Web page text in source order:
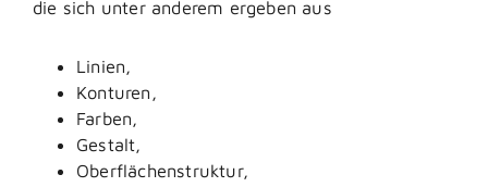
die sich unter anderem ergeben aus
Linien,
Konturen,
Farben,
Gestalt,
Oberflächenstruktur,